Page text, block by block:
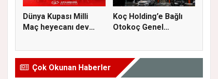
Dünya Kupası Milli
Maç heyecanı dev
Koç Holding’e Bağlı
Otokoç Genel
Çok Okunan Haberler